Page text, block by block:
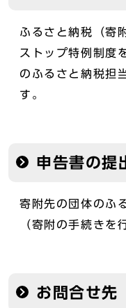
ふるさと納税（寄
ストップ特例制度
のふるさと納税担
す。
申告書の提
寄附先の団体のふ
（寄附の手続きを
お問合せ先